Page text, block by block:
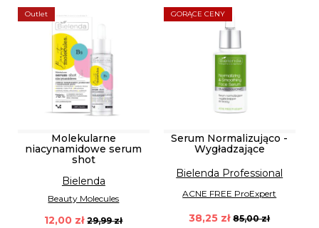
Outlet
Molekularne
niacynamidowe serum
shot
Bielenda
Beauty Molecules
12,00 zł 29,99 zł
GORĄCE CENY
Serum Normalizująco -
Wygładzające
Bielenda Professional
ACNE FREE ProExpert
38,25 zł 85,00 zł